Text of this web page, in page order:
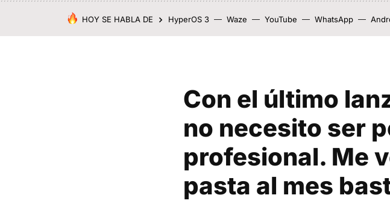
HOY SE HABLA DE HyperOS 3 Waze YouTube WhatsApp
Con el último
no necesito ser
profesional. Me
pasta al mes